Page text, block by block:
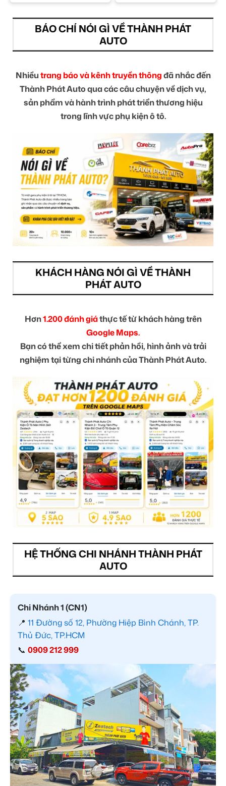
BÁO CHÍ NÓI GÌ VỀ THÀNH PHÁT
AUTO
Nhiềutrang báo và kênh truyền thôngđã nhắc đến
Thành Phát Auto qua các câu chuyện về dịch vụ,
sản phẩm và hành trình phát triển thương hiệu
trong lĩnh vực phụ kiện ô tô.
KHÁCH HÀNG NÓI GÌ VỀ THÀNH
PHÁT AUTO
Hơn1.200 đánh giáthực tế từ khách hàng trên
Google Maps.
Bạn có thể xem chi tiết phản hồi, hình ảnh và trải
nghiệm tại từng chi nhánh của Thành Phát Auto.
HỆ THỐNG CHI NHÁNH THÀNH PHÁT
AUTO
Chi Nhánh 1 (CN1)
📍 11 Đường số 12, Phường Hiệp Bình Chánh, TP.
Thủ Đức, TP.HCM
📞 0909 212 999